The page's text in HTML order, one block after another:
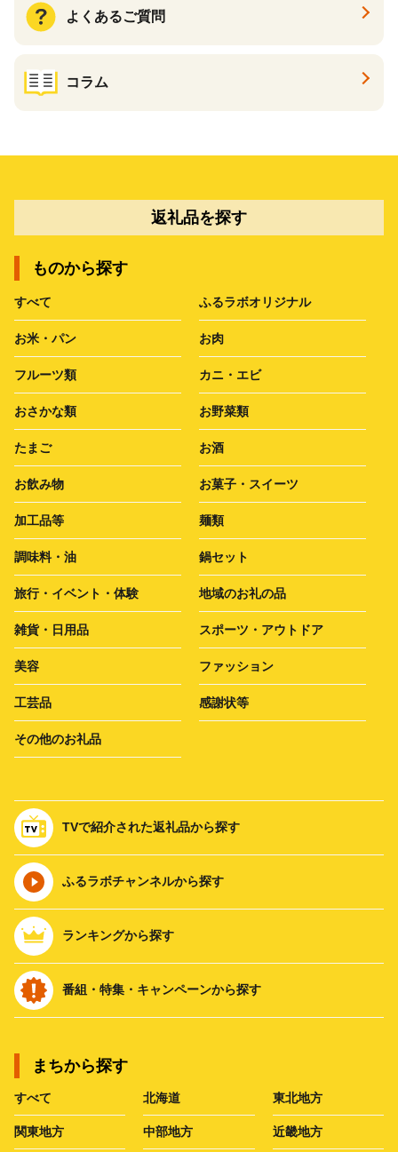
よくあるご質問
コラム
返礼品を探す
ものから探す
すべて ふるラボオリジナル
お米・パン お肉
フルーツ類 カニ・エビ
おさかな類 お野菜類
たまご お酒
お飲み物 お菓子・スイーツ
加工品等 麺類
調味料・油 鍋セット
旅行・イベント・体験 地域のお礼の品
雑貨・日用品 スポーツ・アウトドア
美容 ファッション
工芸品 感謝状等
その他のお礼品
TVで紹介された返礼品から探す
ふるラボチャンネルから探す
ランキングから探す
番組・特集・キャンペーンから探す
まちから探す
すべて 北海道 東北地方
関東地方 中部地方 近畿地方